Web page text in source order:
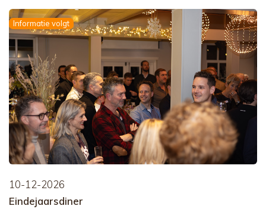
Informatie volgt
10-12-2026
Eindejaarsdiner